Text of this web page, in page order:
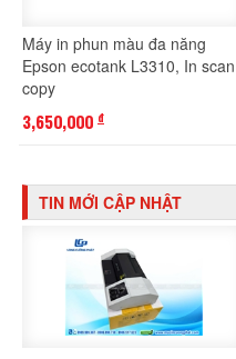
Máy in phun màu đa năng
Epson ecotank L3310, In scan
copy
3,650,000 đ
TIN MỚI CẬP NHẬT